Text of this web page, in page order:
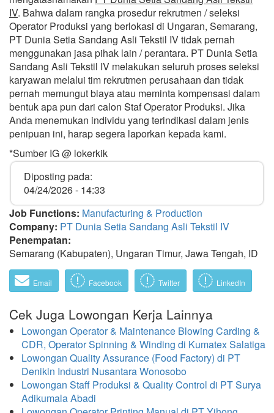
IV. Bahwa dalam rangka prosedur rekrutmen / seleksi
Operator Produksi yang berlokasi di Ungaran, Semarang,
PT Dunia Setia Sandang Asli Tekstil IV tidak pernah
menggunakan jasa pihak lain / perantara. PT Dunia Setia
Sandang Asli Tekstil IV melakukan seluruh proses seleksi
karyawan melalui tim rekrutmen perusahaan dan tidak
pernah memungut biaya atau meminta kompensasi dalam
bentuk apa pun dari calon Staf Operator Produksi. Jika
Anda menemukan individu yang terindikasi dalam jenis
penipuan ini, harap segera laporkan kepada kami.
*Sumber IG @ lokerkik
Diposting pada:
04/24/2026 - 14:33
Job Functions: Manufacturing & Production
Company: PT Dunia Setia Sandang Asli Tekstil IV
Penempatan:
Semarang (Kabupaten), Ungaran Timur, Jawa Tengah, ID
Email Facebook Twitter LinkedIn
Cek Juga Lowongan Kerja Lainnya
Lowongan Operator & Maintenance Blowing Carding &
CDR, Operator Spinning & Winding di Kumatex Salatiga
Lowongan Quality Assurance (Food Factory) di PT
Denikin Industri Nusantara Wonosobo
Lowongan Staff Produksi & Quality Control di PT Surya
Adikumala Abadi